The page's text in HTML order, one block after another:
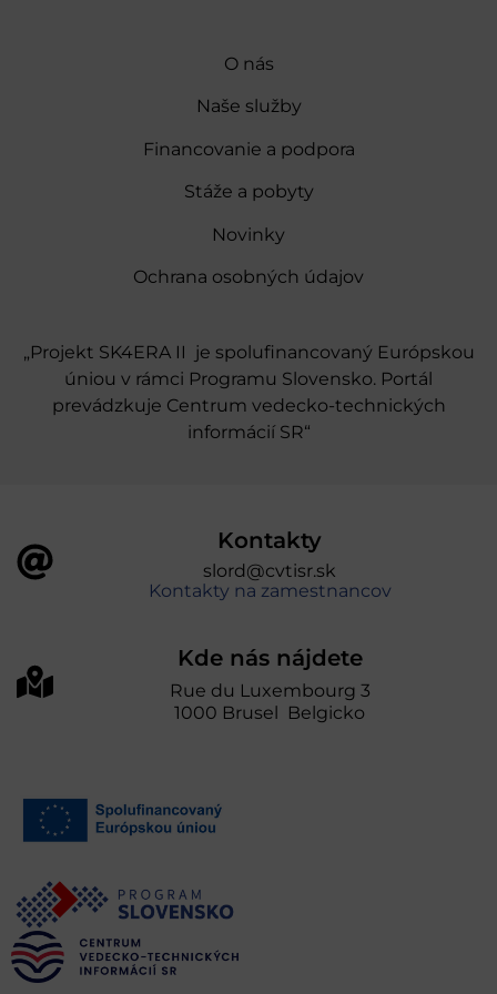
O nás
Naše služby
Financovanie a podpora
Stáže a pobyty
Novinky
Ochrana osobných údajov
„Projekt SK4ERA II je spolufinancovaný Európskou
úniou v rámci Programu Slovensko. Portál
prevádzkuje Centrum vedecko-technických
informácií SR“
Kontakty
slord@cvtisr.sk
Kontakty na zamestnancov
Kde nás nájdete
Rue du Luxembourg 3
1000 Brusel Belgicko